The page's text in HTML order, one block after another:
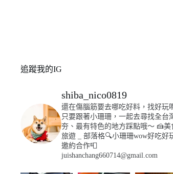
追蹤我的IG
shiba_nico0819
還在傷腦筋要去哪吃好料，找好玩
只要跟著小珊珊，一起去尋找全台
夯、最有特色的地方踩點哦～ 🍰
旅遊
部落格🔍小珊珊wow好吃好
邀約合作📮
juishanchang660714@gmail.com